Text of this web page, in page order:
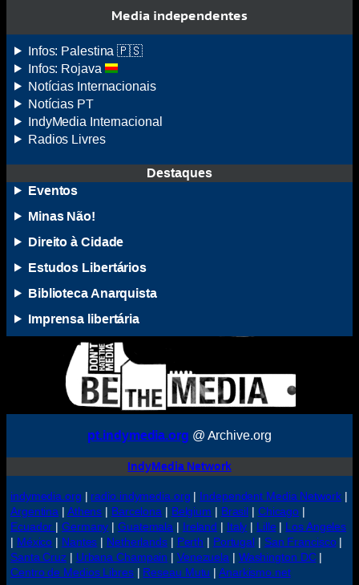
Media independentes
Infos: Palestina 🇵🇸
Infos: Rojava
Notícias Internacionais
Notícias PT
IndyMedia Internacional
Radios Livres
Destaques
Eventos
Minas Não!
Direito à Cidade
Estudos Libertários
Biblioteca Anarquista
Imprensa libertária
pt.indymedia.org @ Archive.org
IndyMedia Network
indymedia.org radio.indymedia.org Independent Media Network|
Argentina
Athens Barcelona Belgium Brasil Chicago
Ecuador
|Germany |Guatemala Ireland Italy Lille
Los Angeles
México Nantes Netherlands| Perth Portugal San Francisco
Santa Cruz
Urbana Champain Venezuela Washington DC|
Centro de Medios Libres| Reseau Mutu |Anarkismo.net